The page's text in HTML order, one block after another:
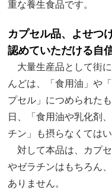
重な養生食品です。
カプセル品、よせつ
認めていただける自信
大量生産品として街
んどは、「食用油」や
プセル」につめられた
日、「食用油や乳化剤
チン」も摂らなくてはい
対して本品は、カプ
やゼラチンはもちろん
ありません。